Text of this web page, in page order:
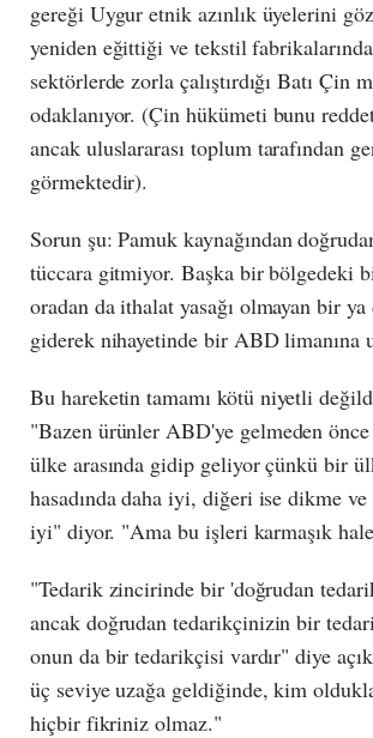
gereği Uygur etnik azınlık üyelerini
yeniden eğittiği ve tekstil
sektörlerde zorla çalıştırdığı Batı Çin
odaklanıyor. (Çin hükümeti bunu
ancak uluslararası toplum tarafından
görmektedir).
Sorun şu: Pamuk kaynağından
tüccara gitmiyor. Başka bir bölgedeki
oradan da ithalat yasağı olmayan bir
giderek nihayetinde bir ABD limanına
Bu hareketin tamamı kötü niyetli
"Bazen ürünler ABD'ye gelmeden
ülke arasında gidip geliyor çünkü bir
hasadında daha iyi, diğeri ise dikme ve
iyi" diyor. "Ama bu işleri karmaşık
"Tedarik zincirinde bir 'doğrudan
ancak doğrudan tedarikçinizin bir
onun da bir tedarikçisi vardır" diye
üç seviye uzağa geldiğinde, kim
hiçbir fikriniz olmaz."